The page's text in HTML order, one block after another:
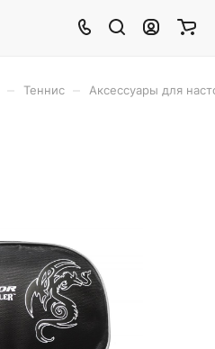
Теннис Аксессуары для